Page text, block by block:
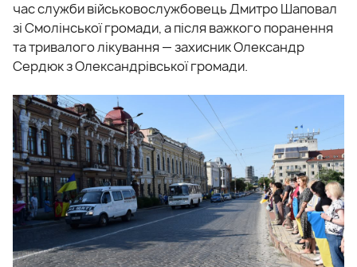
час служби військовослужбовець Дмитро Шаповал
зі Смолінської громади, а після важкого поранення
та тривалого лікування — захисник Олександр
Сердюк з Олександрівської громади.